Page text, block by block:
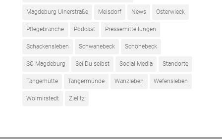
Magdeburg Ulnerstraße Meisdorf News Osterwieck
Pflegebranche Podcast Pressemitteilungen
Schackensleben Schwanebeck Schönebeck
SC Magdeburg Sei Du selbst Social Media Standorte
Tangerhütte Tangermünde Wanzleben Wefensleben
Wolmirstedt Zielitz